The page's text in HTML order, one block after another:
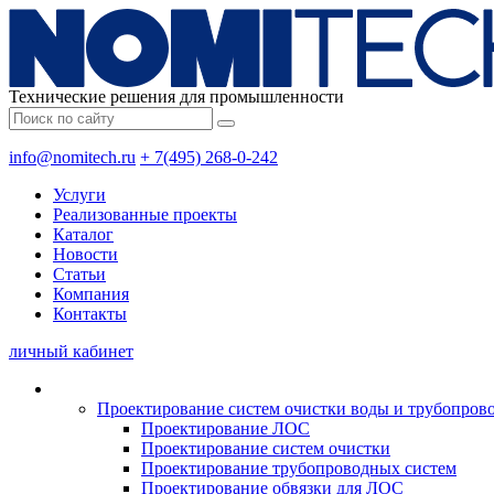
Технические решения для промышленности
info@nomitech.ru + 7(495) 268-0-242
Услуги
Реализованные проекты
Каталог
Новости
Статьи
Компания
Контакты
личный кабинет
Проектирование систем очистки воды и
Проектирование ЛОС
Проектирование систем очистки
Проектирование трубопроводных систем
Проектирование обвязки для ЛОС